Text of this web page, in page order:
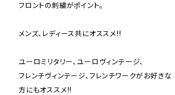
フロントの刺繍がポイント。
メンズ、レディース共にオススメ!!
ユーロミリタリー、ユーロヴィンテージ、
フレンチヴィンテージ、フレンチワークがお好きな
方にもオススメ!!